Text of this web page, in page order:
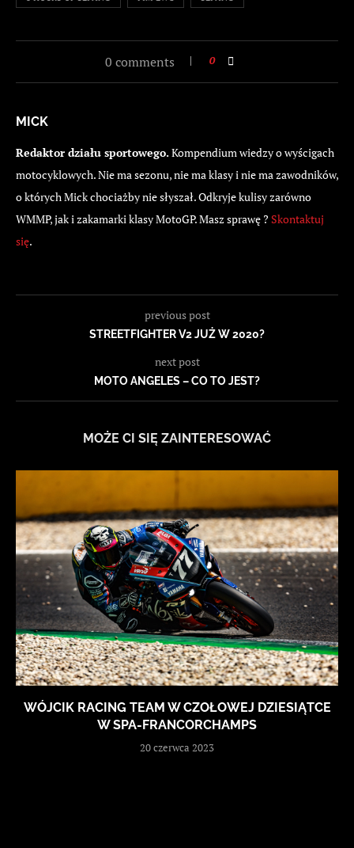
0 comments 0
MICK
Redaktor działu sportowego.Kompendium wiedzy o wyścigach
motocyklowych. Nie ma sezonu, nie ma klasy i nie ma zawodników,
o których Mick chociażby nie słyszał. Odkryje kulisy zarówno
WMMP, jak i zakamarki klasy MotoGP. Masz sprawę ? Skontaktuj
się.
previous post
STREETFIGHTER V2 JUŻ W 2020?
next post
MOTO ANGELES – CO TO JEST?
MOŻE CI SIĘ ZAINTERESOWAĆ
WÓJCIK RACING TEAM W CZOŁOWEJ DZIESIĄTCE
W SPA-FRANCORCHAMPS
20 czerwca 2023